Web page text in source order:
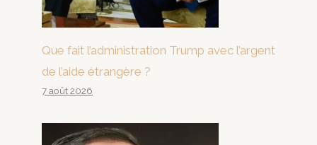
Que fait l’administration Trump avec l’argent
de l’aide étrangère ?
7 août 2026